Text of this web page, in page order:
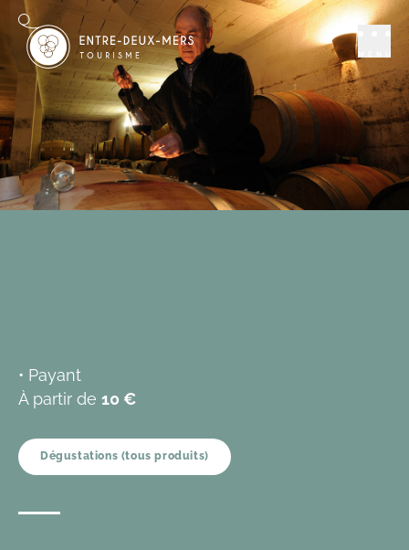
Vignobles Boudon
SOULIGNAC
Ajouter aux favoris
• Payant
À partir de 10 €
Dégustations (tous produits)